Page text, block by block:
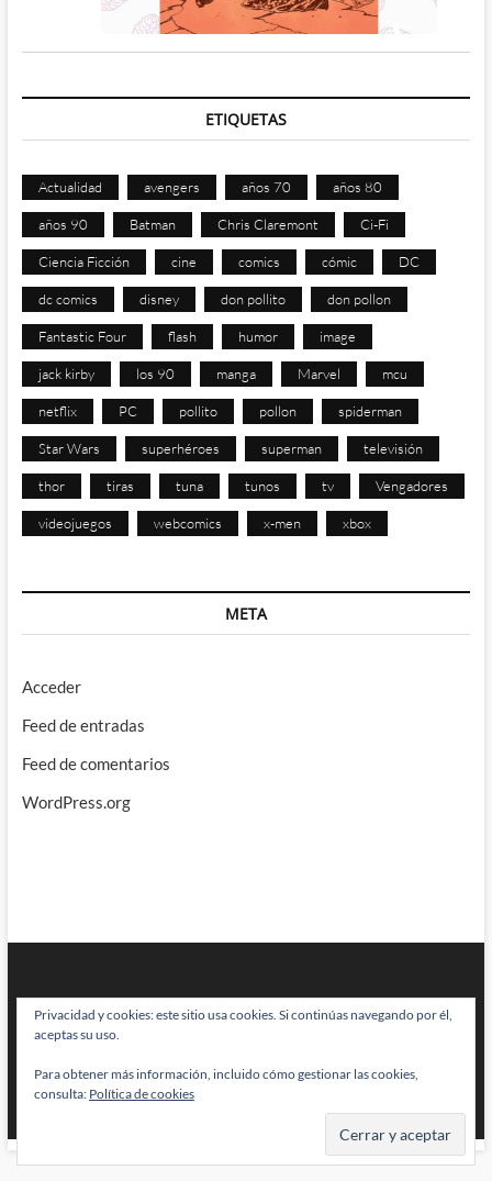
ETIQUETAS
Actualidad avengers años 70 años 80
años 90 Batman Chris Claremont Ci-Fi
Ciencia Ficción cine comics cómic DC
dc comics disney don pollito don pollon
Fantastic Four flash humor image
jack kirby los 90 manga Marvel mcu
netflix PC pollito pollon spiderman
Star Wars superhéroes superman televisión
thor tiras tuna tunos tv Vengadores
videojuegos webcomics x-men xbox
META
Acceder
Feed de entradas
Feed de comentarios
WordPress.org
BRAINSTOMPING| Diseñado por:Theme Freesia|WordPress| © Todos
los derechos reservados
Privacidad y cookies: este sitio usa cookies. Si continúas navegando por él,
aceptas su uso.
Para obtener más información, incluido cómo gestionar las cookies,
consulta: Política de cookies